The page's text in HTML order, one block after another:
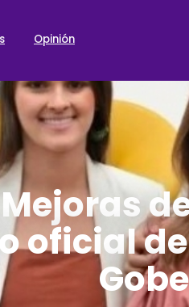
Opinión
oficial de